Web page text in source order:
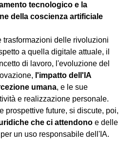
tecnologico e la
della coscienza artificiale
trasformazioni delle rivoluzioni
a quella digitale attuale, il
di lavoro, l'evoluzione del
l'impatto dell'IA
umana, e le sue
e realizzazione personale.
prospettive future, si discute, poi,
che ci attendono e delle
un uso responsabile dell'IA.